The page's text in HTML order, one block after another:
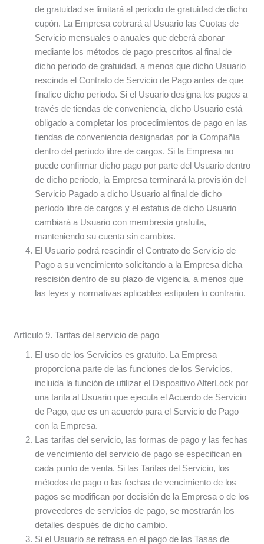
de gratuidad se limitará al periodo de gratuidad de dicho
cupón. La Empresa cobrará al Usuario las Cuotas de
Servicio mensuales o anuales que deberá abonar
mediante los métodos de pago prescritos al final de
dicho periodo de gratuidad, a menos que dicho Usuario
rescinda el Contrato de Servicio de Pago antes de que
finalice dicho periodo. Si el Usuario designa los pagos a
través de tiendas de conveniencia, dicho Usuario está
obligado a completar los procedimientos de pago en las
tiendas de conveniencia designadas por la Compañía
dentro del período libre de cargos. Si la Empresa no
puede confirmar dicho pago por parte del Usuario dentro
de dicho período, la Empresa terminará la provisión del
Servicio Pagado a dicho Usuario al final de dicho
período libre de cargos y el estatus de dicho Usuario
cambiará a Usuario con membresía gratuita,
manteniendo su cuenta sin cambios.
El Usuario podrá rescindir el Contrato de Servicio de
Pago a su vencimiento solicitando a la Empresa dicha
rescisión dentro de su plazo de vigencia, a menos que
las leyes y normativas aplicables estipulen lo contrario.
Artículo 9. Tarifas del servicio de pago
El uso de los Servicios es gratuito. La Empresa
proporciona parte de las funciones de los Servicios,
incluida la función de utilizar el Dispositivo AlterLock por
una tarifa al Usuario que ejecuta el Acuerdo de Servicio
de Pago, que es un acuerdo para el Servicio de Pago
con la Empresa.
Las tarifas del servicio, las formas de pago y las fechas
de vencimiento del servicio de pago se especifican en
cada punto de venta. Si las Tarifas del Servicio, los
métodos de pago o las fechas de vencimiento de los
pagos se modifican por decisión de la Empresa o de los
proveedores de servicios de pago, se mostrarán los
detalles después de dicho cambio.
Si el Usuario se retrasa en el pago de las Tasas de